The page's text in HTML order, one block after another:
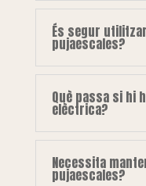
És segur
pujaescales?
Què passa si hi
elèctrica?
Necessita
pujaescales?